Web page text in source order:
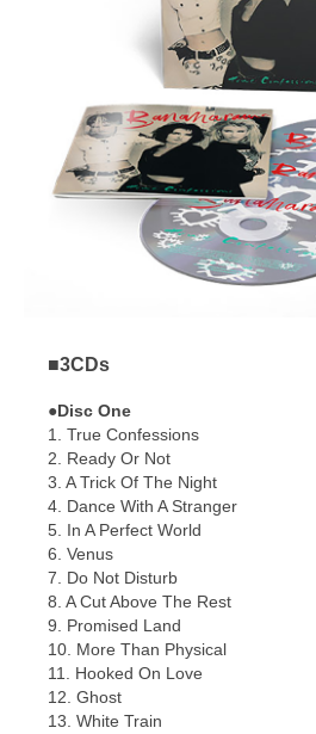
■3CDs
●Disc One
1. True Confessions
2. Ready Or Not
3. A Trick Of The Night
4. Dance With A Stranger
5. In A Perfect World
6. Venus
7. Do Not Disturb
8. A Cut Above The Rest
9. Promised Land
10. More Than Physical
11. Hooked On Love
12. Ghost
13. White Train